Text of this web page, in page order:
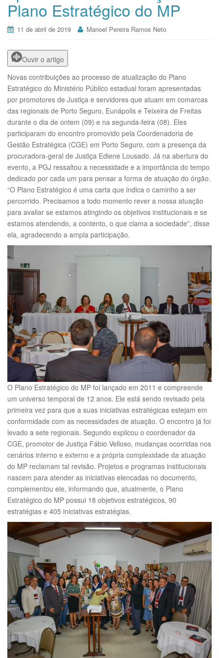
Plano Estratégico do MP
11 de abril de 2019 Manoel Pereira Ramos Neto
Ouvir o artigo
Novas contribuições ao processo de atualização do Plano
Estratégico do Ministério Público estadual foram apresentadas
por promotores de Justiça e servidores que atuam em comarcas
das regionais de Porto Seguro, Eunápolis e Teixeira de Freitas
durante o dia de ontem (09) e na segunda-feira (08). Eles
participaram do encontro promovido pela Coordenadoria de
Gestão Estratégica (CGE) em Porto Seguro, com a presença da
procuradora-geral de Justiça Ediene Lousado. Já na abertura do
evento, a PGJ ressaltou a necessidade e a importância do tempo
dedicado por cada um para pensar a forma de atuação do órgão.
“O Plano Estratégico é uma carta que indica o caminho a ser
percorrido. Precisamos a todo momento rever a nossa atuação
para avaliar se estamos atingindo os objetivos institucionais e se
estamos atendendo, a contento, o que clama a sociedade”, disse
ela, agradecendo a ampla participação.
O Plano Estratégico do MP foi lançado em 2011 e compreende
um universo temporal de 12 anos. Ele está sendo revisado pela
primeira vez para que a suas iniciativas estratégicas estejam em
conformidade com as necessidades de atuação. O encontro já foi
levado a sete regionais. Segundo explicou o coordenador da
CGE, promotor de Justiça Fábio Velloso, mudanças ocorridas nos
cenários interno e externo e a própria complexidade da atuação
do MP reclamam tal revisão. Projetos e programas institucionais
nascem para atender as iniciativas elencadas no documento,
complementou ele, informando que, atualmente, o Plano
Estratégico do MP possui 18 objetivos estratégicos, 90
estratégias e 405 iniciativas estratégias.